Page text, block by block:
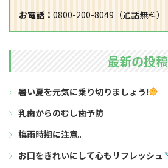
お電話： 0800-200-8049（通話無料）
最新の投稿
暑い夏を元気に乗り切りましょう!
乳歯からのむし歯予防
梅雨時期に注意。
お口をきれいにして心もリフレッシュ